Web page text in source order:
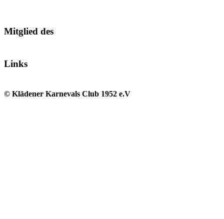
Mitglied des
Links
© Klädener Karnevals Club 1952 e.V